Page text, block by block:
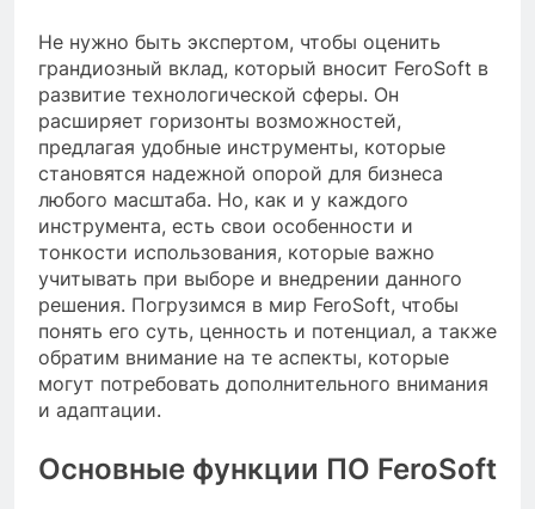
Не нужно быть экспертом, чтобы оценить
грандиозный вклад, который вносит FeroSoft в
развитие технологической сферы. Он
расширяет горизонты возможностей,
предлагая удобные инструменты, которые
становятся надежной опорой для бизнеса
любого масштаба. Но, как и у каждого
инструмента, есть свои особенности и
тонкости использования, которые важно
учитывать при выборе и внедрении данного
решения. Погрузимся в мир FeroSoft, чтобы
понять его суть, ценность и потенциал, а также
обратим внимание на те аспекты, которые
могут потребовать дополнительного внимания
и адаптации.
Основные функции ПО FeroSoft